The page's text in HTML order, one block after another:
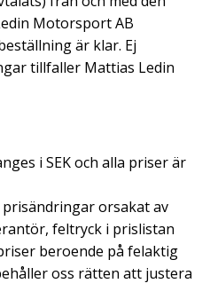
Motorsport AB
är klar. Ej
tillfaller Mattias Ledin
i SEK och alla priser är
orsakat av
feltryck i prislistan
beroende på felaktig
oss rätten att justera